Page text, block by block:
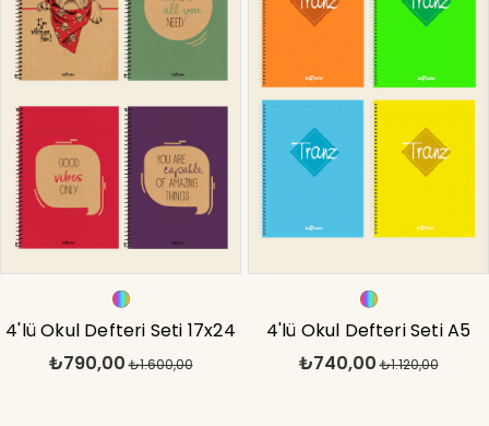
4'lü Okul Defteri Seti 17x24
Eco Kraft Kareli 200 Sayfa
₺790,00 ₺1.600,00
4'lü Okul Defteri Seti A5
Tranz Çizgili 200 Sayfa PP
₺740,00 ₺1.120,00